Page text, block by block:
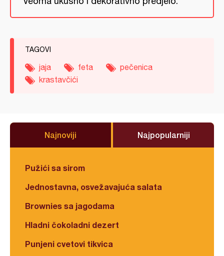
TAGOVI
jaja feta
pečenica
krastavčići
Najnoviji Najpopularniji
Pužići sa sirom
Jednostavna, osvežavajuća salata
Brownies sa jagodama
Hladni čokoladni dezert
Punjeni cvetovi tikvica